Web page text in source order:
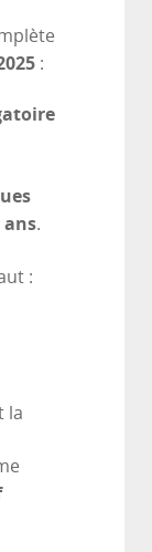
:
ans.
:
la